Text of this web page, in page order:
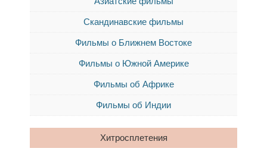
Скандинавские фильмы
Фильмы о Ближнем Востоке
Фильмы о Южной Америке
Фильмы об Африке
Фильмы об Индии
Хитросплетения